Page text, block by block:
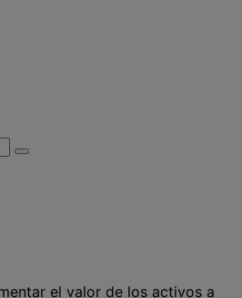
el valor de los activos a